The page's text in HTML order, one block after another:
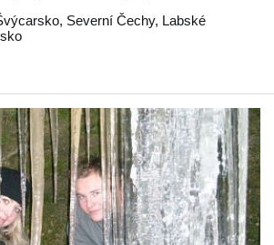
, Severní Čechy, Labské